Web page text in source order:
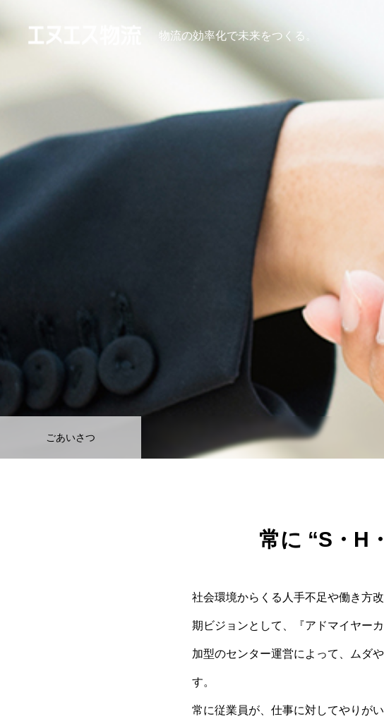
物流の効率化で未来をつくる。
ごあいさつ
常に “S・H
社会環境からくる⼈⼿不⾜や働き⽅
期ビジョンとして、『アドマイヤー
加型のセンター運営によって、ムダ
す。
常に従業員が、仕事に対してやりが